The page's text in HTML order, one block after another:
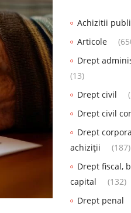
Achizitii
Articole
Drept
(13)
Drept civil
Drept civil
Drept
achiziții
(187)
Drept fiscal,
capital
(132)
Drept penal